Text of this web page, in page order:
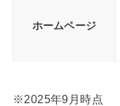
ホームページ
※2025年9月時点